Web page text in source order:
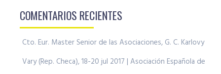
COMENTARIOS RECIENTES
Cto. Eur. Master Senior de las Asociaciones, G. C. Karlovy
Vary (Rep. Checa), 18-20 jul 2017 | Asociación Española de